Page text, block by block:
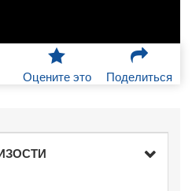
Оцените это Поделиться